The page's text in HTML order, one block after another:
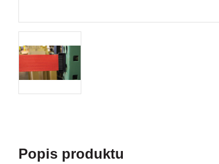
Popis produktu